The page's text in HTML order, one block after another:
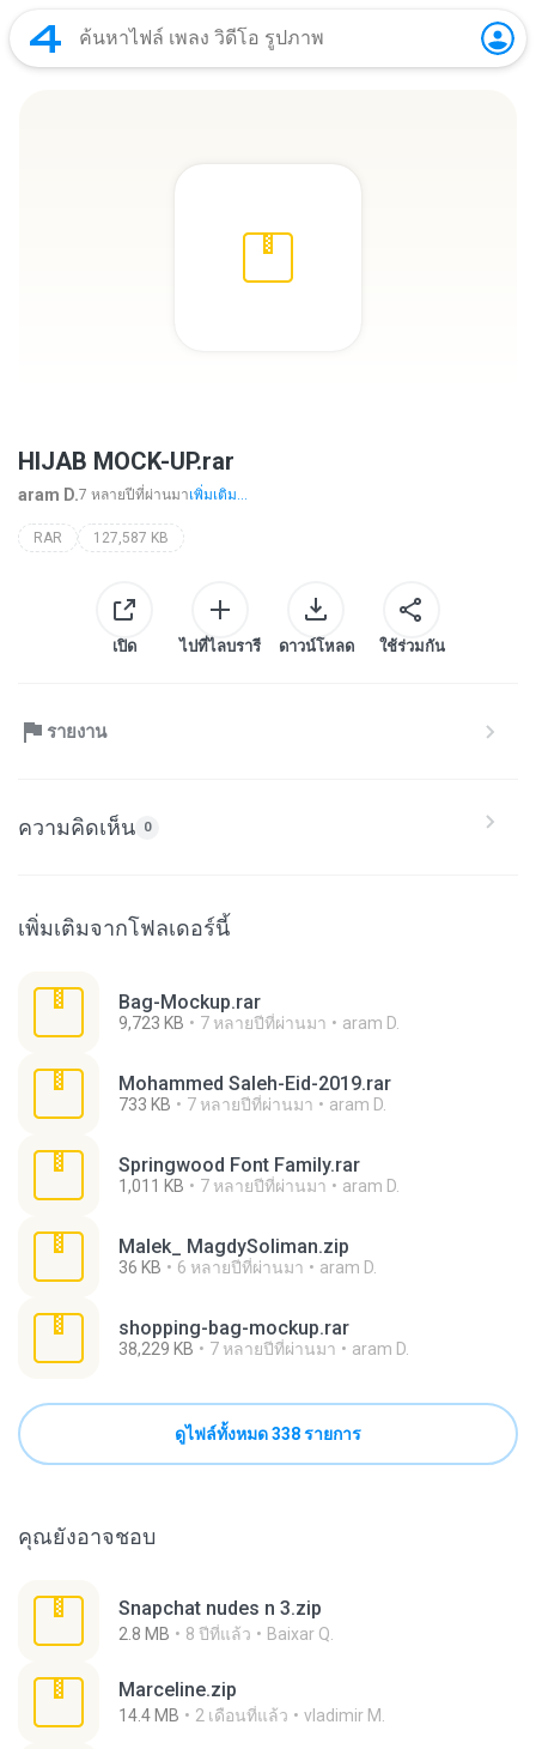
HIJAB MOCK-UP.rar
aram D.7 หลายปีที่ผ่านมาเพิ่มเติม...
RAR 127,587 KB
เปิด ไปที่ไลบรารี ดาวน์โหลด ใช้ร่วมกัน
รายงาน
ความคิดเห็น 0
เพิ่มเติมจากโฟลเดอร์นี้
Bag-Mockup.rar
9,723 KB 7 หลายปีที่ผ่านมา aram D.
Mohammed Saleh-Eid-2019.rar
733 KB 7 หลายปีที่ผ่านมา aram D.
Springwood Font Family.rar
1,011 KB 7 หลายปีที่ผ่านมา aram D.
Malek_ MagdySoliman.zip
36 KB 6 หลายปีที่ผ่านมา aram D.
shopping-bag-mockup.rar
38,229 KB 7 หลายปีที่ผ่านมา aram D.
ดูไฟล์ทั้งหมด 338 รายการ
คุณยังอาจชอบ
Snapchat nudes n 3.zip
2.8 MB 8 ปีที่แล้ว Baixar Q.
Marceline.zip
14.4 MB 2 เดือนที่แล้ว vladimir M.